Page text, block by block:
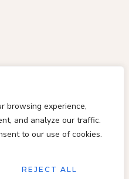
browsing experience,
and analyze our traffic.
to our use of cookies.
REJECT ALL